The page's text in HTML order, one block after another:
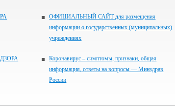
ОФИЦИАЛЬНЫЙ САЙТ для размещения
информации о государственных (муниципальных)
учреждениях
Коронавирус – симптомы, признаки, общая
информация, ответы на вопросы — Минздрав
России